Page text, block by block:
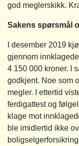
god meglerskikk.
Sakens spørsmål
I desember 2019
gjennom
4 150 000 kroner. I
godkjent. Noe som
megler. I ettertid
ferdigattest og
klage mot
ble imidlertid ikke